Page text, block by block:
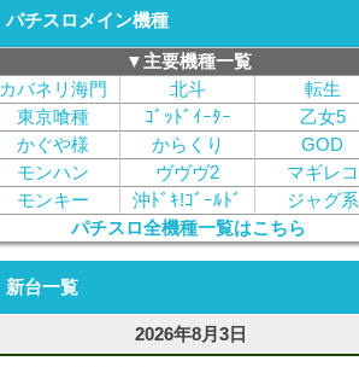
パチスロメイン機種
▼主要機種一覧
カバネリ海門
北斗
転生
東京喰種
ｺﾞｯﾄﾞｲｰﾀｰ
乙女5
かぐや様
からくり
GOD
モンハン
ヴヴヴ2
マギレコ
モンキー
沖ﾄﾞｷ!ｺﾞｰﾙﾄﾞ
ジャグ系
パチスロ全機種一覧はこちら
新台一覧
2026年8月3日